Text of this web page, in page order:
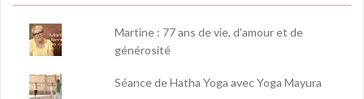
Martine : 77 ans de vie, d'amour et de
générosité
Séance de Hatha Yoga avec Yoga Mayura